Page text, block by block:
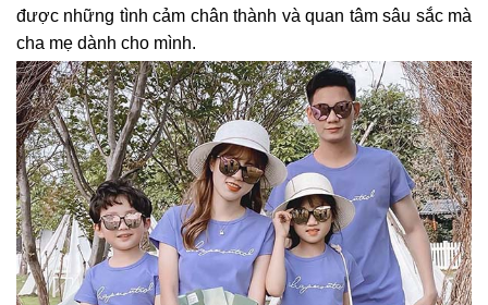
được những tình cảm chân thành và quan tâm sâu sắc mà
cha mẹ dành cho mình.